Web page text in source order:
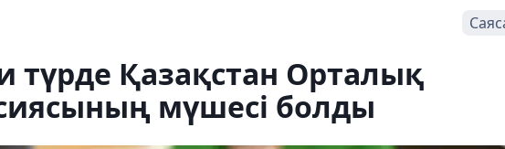
түрде Қазақстан Орталық
мүшесі болды